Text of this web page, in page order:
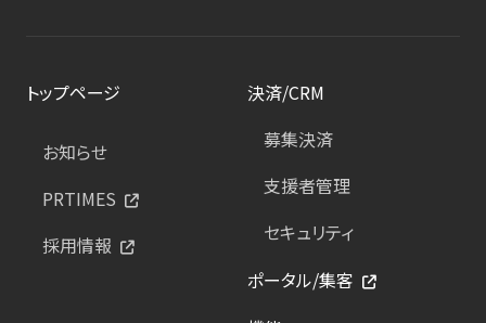
トップページ
お知らせ
PRTIMES
採用情報
決済/CRM
募集決済
支援者管理
セキュリティ
ポータル/集客